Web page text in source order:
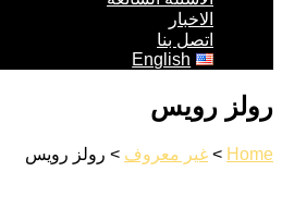
الاخبار
اتصل بنا
English
رولز رويس
Home
> غير معروف > رولز رويس